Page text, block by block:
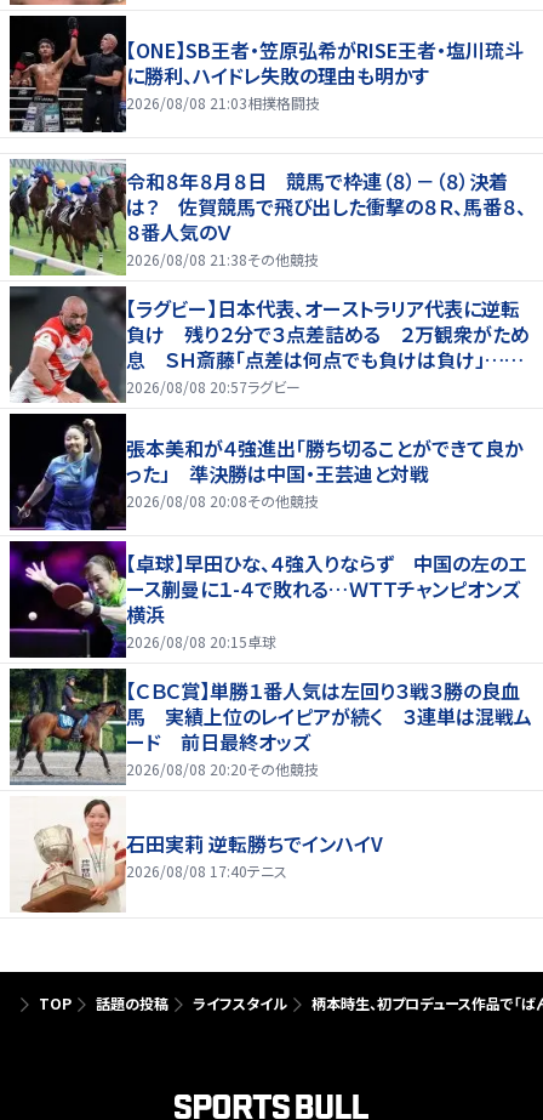
【ONE】SB王者・笠原弘希がRISE王者・塩川琉斗
に勝利、ハイドレ失敗の理由も明かす
2026/08/08 21:03相撲格闘技
令和８年８月８日 競馬で枠連（８）－（８）決着
は？ 佐賀競馬で飛び出した衝撃の８Ｒ、馬番８、
８番人気のＶ
2026/08/08 21:38その他競技
【ラグビー】日本代表、オーストラリア代表に逆転
負け 残り２分で３点差詰める ２万観衆がため
息 ＳＨ斎藤「点差は何点でも負けは負け」…前
半にＳＯ伊藤龍が先制トライ、３２ー３５で惜敗
2026/08/08 20:57ラグビー
張本美和が４強進出「勝ち切ることができて良か
った」 準決勝は中国・王芸迪と対戦
2026/08/08 20:08その他競技
【卓球】早田ひな、４強入りならず 中国の左のエ
ース蒯曼に１-４で敗れる…ＷＴＴチャンピオンズ
横浜
2026/08/08 20:15卓球
【ＣＢＣ賞】単勝１番人気は左回り３戦３勝の良血
馬 実績上位のレイピアが続く ３連単は混戦ム
ード 前日最終オッズ
2026/08/08 20:20その他競技
石田実莉 逆転勝ちでインハイV
2026/08/08 17:40テニス
TOP 話題の投稿 ライフスタイル 柄本時生、初プロデュース作品で「